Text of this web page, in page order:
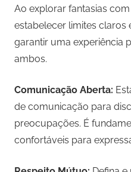
Ao explorar fantasias
estabelecer limites claros
garantir uma experiência
ambos.
Comunicação Aberta:
de comunicação para
preocupações. É
confortáveis para